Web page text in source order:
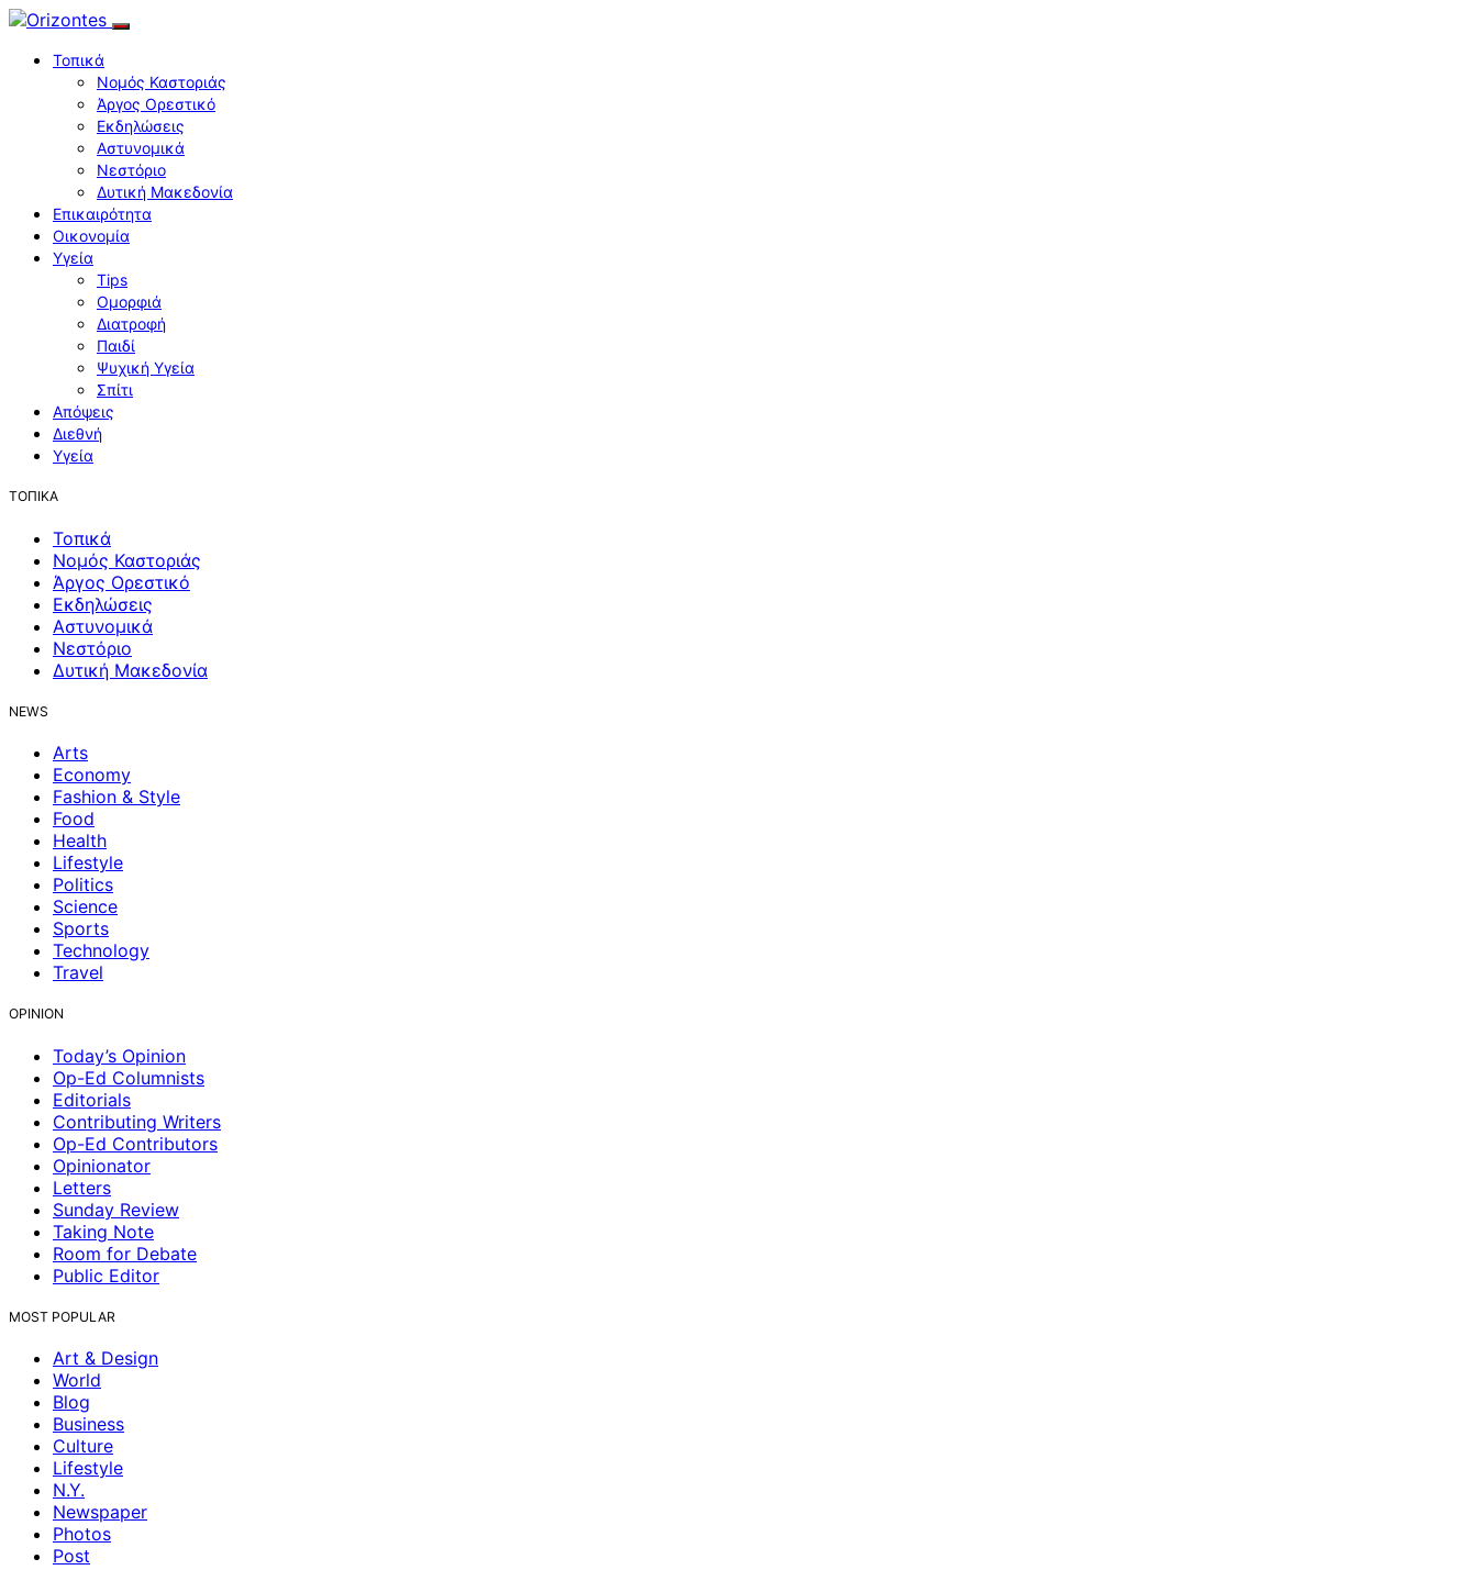
Τοπικά
Νομός Καστοριάς
Άργος Ορεστικό
Εκδηλώσεις
Αστυνομικά
Νεστόριο
Δυτική Μακεδονία
Επικαιρότητα
Οικονομία
Υγεία
Tips
Ομορφιά
Διατροφή
Παιδί
Ψυχική Υγεία
Σπίτι
Απόψεις
Διεθνή
Υγεία
ΤΟΠΙΚΑ
Τοπικά
Νομός Καστοριάς
Άργος Ορεστικό
Εκδηλώσεις
Αστυνομικά
Νεστόριο
Δυτική Μακεδονία
NEWS
Arts
Economy
Fashion & Style
Food
Health
Lifestyle
Politics
Science
Sports
Technology
Travel
OPINION
Today’s Opinion
Op-Ed Columnists
Editorials
Contributing Writers
Op-Ed Contributors
Opinionator
Letters
Sunday Review
Taking Note
Room for Debate
Public Editor
MOST POPULAR
Art & Design
World
Blog
Business
Culture
Lifestyle
N.Y.
Newspaper
Photos
Post